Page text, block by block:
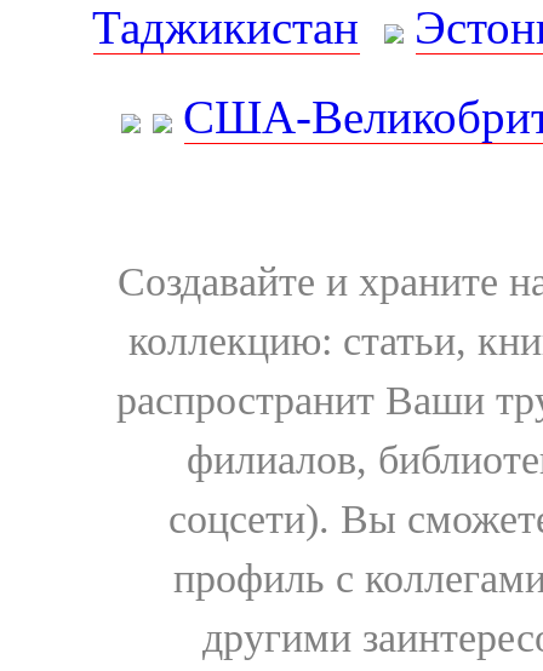
Таджикистан
США-
Создавайте и храните
коллекцию: статьи,
распространит Ваши
филиалов,
соцсети). Вы
профиль с
другими